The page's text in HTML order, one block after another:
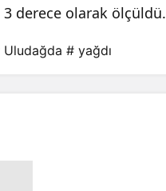
3 derece olarak ölçüldü.
Uludağda # yağdı